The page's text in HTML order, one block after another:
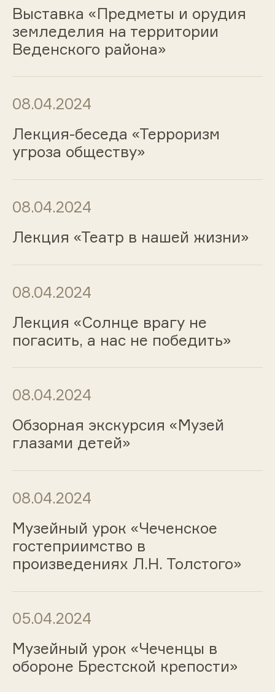
Выставка «Предметы и орудия
земледелия на территории
Веденского района»
08.04.2024
Лекция-беседа «Терроризм
угроза обществу»
08.04.2024
Лекция «Театр в нашей жизни»
08.04.2024
Лекция «Солнце врагу не
погасить, а нас не победить»
08.04.2024
Обзорная экскурсия «Музей
глазами детей»
08.04.2024
Музейный урок «Чеченское
гостеприимство в
произведениях Л.Н. Толстого»
05.04.2024
Музейный урок «Чеченцы в
обороне Брестской крепости»